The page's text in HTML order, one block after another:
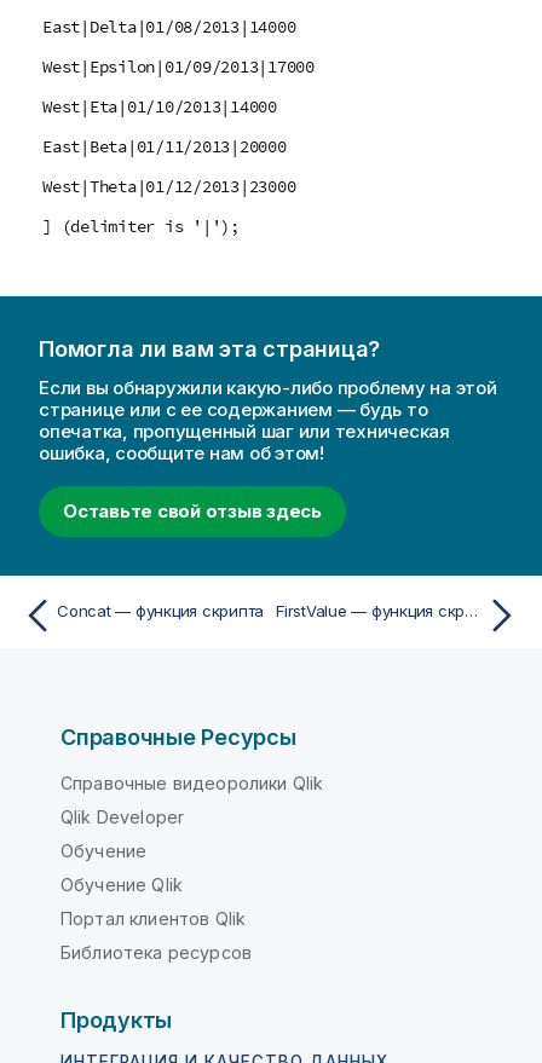
East|Delta|01/08/2013|14000
West|Epsilon|01/09/2013|17000
West|Eta|01/10/2013|14000
East|Beta|01/11/2013|20000
West|Theta|01/12/2013|23000
] (delimiter is '|');
Помогла ли вам эта страница?
Если вы обнаружили какую-либо проблему на этой
странице или с ее содержанием — будь то
опечатка, пропущенный шаг или техническая
ошибка, сообщите нам об этом!
Оставьте свой отзыв здесь
Concat — функция скрипта FirstValue — функция скрипта
Справочные Ресурсы
Справочные видеоролики Qlik
Qlik Developer
Обучение
Обучение Qlik
Портал клиентов Qlik
Библиотека ресурсов
Продукты